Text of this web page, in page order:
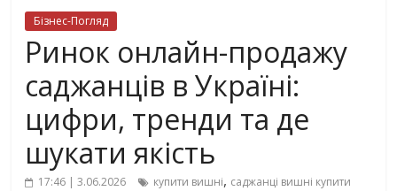
Бізнес-Погляд
Ринок онлайн-продажу
саджанців в Україні:
цифри, тренди та де
шукати якість
17:46 | 3.06.2026 купити вишні, саджанці вишні купити